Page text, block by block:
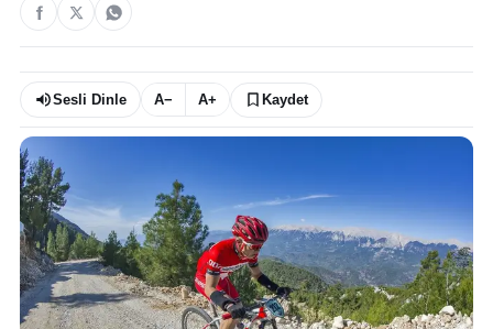
Sesli Dinle A− A+ Kaydet